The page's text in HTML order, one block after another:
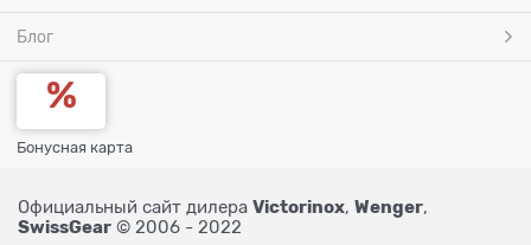
Блог
Бонусная карта
Официальный сайт дилера Victorinox, Wenger,
SwissGear © 2006 - 2022